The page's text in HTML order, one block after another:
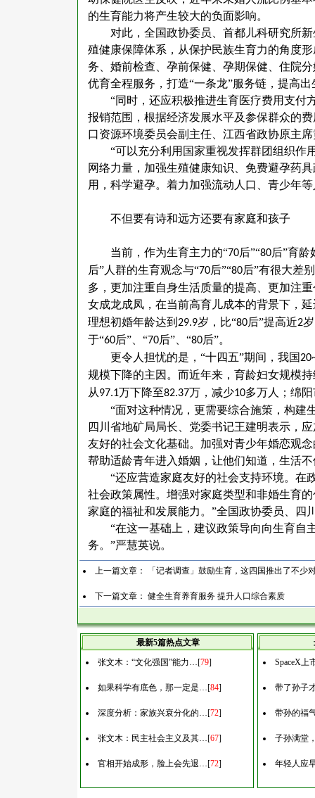
的生育能力将产生较大的负面影响。
对此，全国政协委员、首都儿科研究所
殖健康保障体系，从保护民族生育力的角度
务、婚前检查、孕前保健、孕期保健、住院
优育全程服务，打造“一条龙”服务链，提高
“同时，还应积极推进生育医疗费用支付
报销范围，根据经济发展水平及参保群众的
口资源环境委员会副主任、江西省政协原主
“可以充分利用国家重视发挥群团组织作
网络力量，加强生殖健康知识、免费避孕药
用，科学避孕。着力加强流动人口、青少年
不但要有诗和远方还要有家庭和孩子
当前，作为生育主力的“70后”“80后”育龄
后”人群的生育观念与“70后”“80后”有很大差
多，更加注重自身生活质量的提高、更加注
女成龙成凤，在当前高育儿成本的背景下，
理想初婚年龄达到 29.9岁，比“80后”提高近2
于“60后”、“70后”、“80后”。
更令人担忧的是， “十四五”期间，我国
规模下降的主因。而近年来，育龄妇女规模
从97.1万下降至82.37万，减少10多万人；绵
“面对这种情况，更需要综合施策，构建
四川省地矿局局长、党委书记王建明表示，
友好的社会文化基础。加强对青少年婚恋观
帮助适龄青年进入婚姻，让他们知道，生活
“还应营造家庭友好的社会支持环境。在
社会政策属性。增强对家庭类型和非婚生育
家庭的福祉和发展能力。”全国政协委员、四
“在这一基础上，建议政策导向向生育自
务。”严慧英说。
上一篇文章： 「记者调查」鼓励生育，这四国推出了不少
下一篇文章： 健全生育养育服务 提升人口综合素质
最新5篇热点文章
张文木：“文化强国”能力…[79]
如果科学有底色，那一定是…[84]
深度分析：家族兴衰分化的…[72]
张文木：民主社会主义及其…[67]
官相开始成形，脸上会先退…[72]
SpaceX
带了孙子
带孙的福
子孙满堂
年轻人应